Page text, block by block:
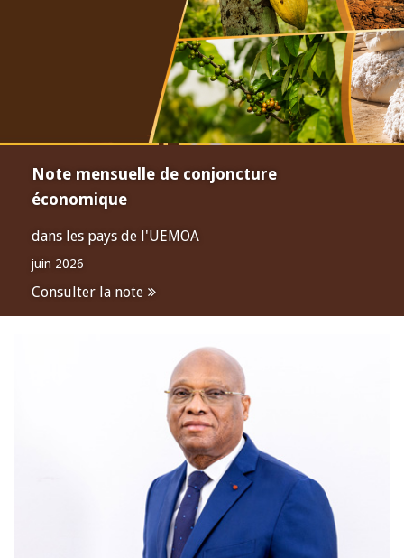
Note mensuelle de conjoncture
économique
dans les pays de l'UEMOA
juin 2026
Consulter la note